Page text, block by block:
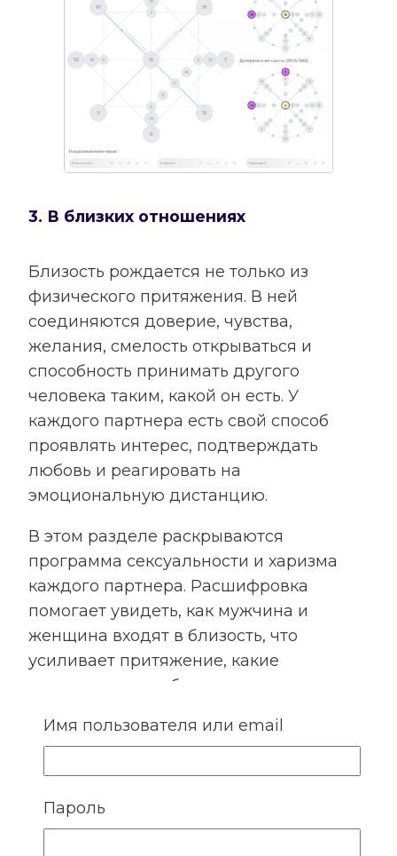
3. В близких отношениях
Близость рождается не только из
физического притяжения. В ней
соединяются доверие, чувства,
желания, смелость открываться и
способность принимать другого
человека таким, какой он есть. У
каждого партнера есть свой способ
проявлять интерес, подтверждать
любовь и реагировать на
эмоциональную дистанцию.
В этом разделе раскрываются
программа сексуальности и харизма
каждого партнера. Расшифровка
помогает увидеть, как мужчина и
женщина входят в близость, что
усиливает притяжение, какие
ожидания могут быть невысказанными
относиться к границам друг друга.
Имя пользователя или email
Пароль